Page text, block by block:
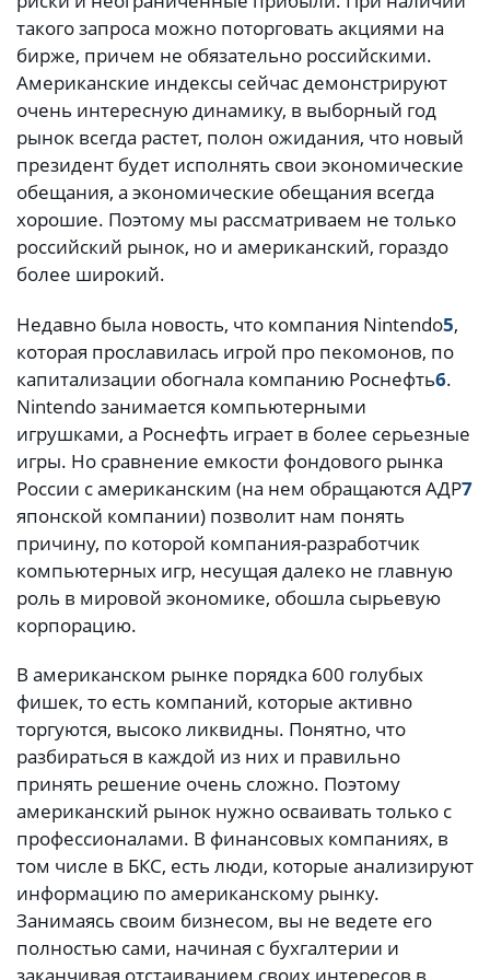
такого запроса можно поторговать акциями на
бирже, причем не обязательно российскими.
Американские индексы сейчас демонстрируют
очень интересную динамику, в выборный год
рынок всегда растет, полон ожидания, что новый
президент будет исполнять свои экономические
обещания, а экономические обещания всегда
хорошие. Поэтому мы рассматриваем не только
российский рынок, но и американский, гораздо
более широкий.
Недавно была новость, что компания Nintendo5,
которая прославилась игрой про пекомонов, по
капитализации обогнала компанию Роснефть6.
Nintendo занимается компьютерными
игрушками, а Роснефть играет в более серьезные
игры. Но сравнение емкости фондового рынка
России с американским (на нем обращаются АДР7
японской компании) позволит нам понять
причину, по которой компания-разработчик
компьютерных игр, несущая далеко не главную
роль в мировой экономике, обошла сырьевую
корпорацию.
В американском рынке порядка 600 голубых
фишек, то есть компаний, которые активно
торгуются, высоко ликвидны. Понятно, что
разбираться в каждой из них и правильно
принять решение очень сложно. Поэтому
американский рынок нужно осваивать только с
профессионалами. В финансовых компаниях, в
том числе в БКС, есть люди, которые анализируют
информацию по американскому рынку.
Занимаясь своим бизнесом, вы не ведете его
полностью сами, начиная с бухгалтерии и